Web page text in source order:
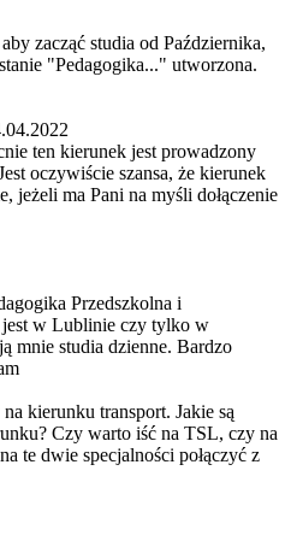
zacząć studia od Października,
"Pedagogika..." utworzona.
ten kierunek jest prowadzony
oczywiście szansa, że kierunek
jeżeli ma Pani na myśli dołączenie
Przedszkolna i
w Lublinie czy tylko w
mnie studia dzienne. Bardzo
kierunku transport. Jakie są
Czy warto iść na TSL, czy na
te dwie specjalności połączyć z